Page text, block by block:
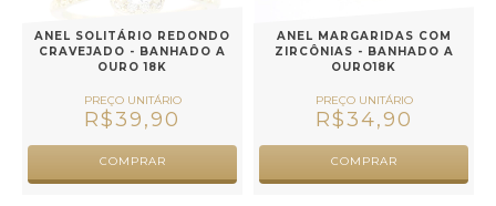
ANEL SOLITÁRIO REDONDO
CRAVEJADO - BANHADO A
OURO 18K
R$39,90
COMPRAR
ANEL MARGARIDAS COM
ZIRCÔNIAS - BANHADO A
OURO18K
R$34,90
COMPRAR